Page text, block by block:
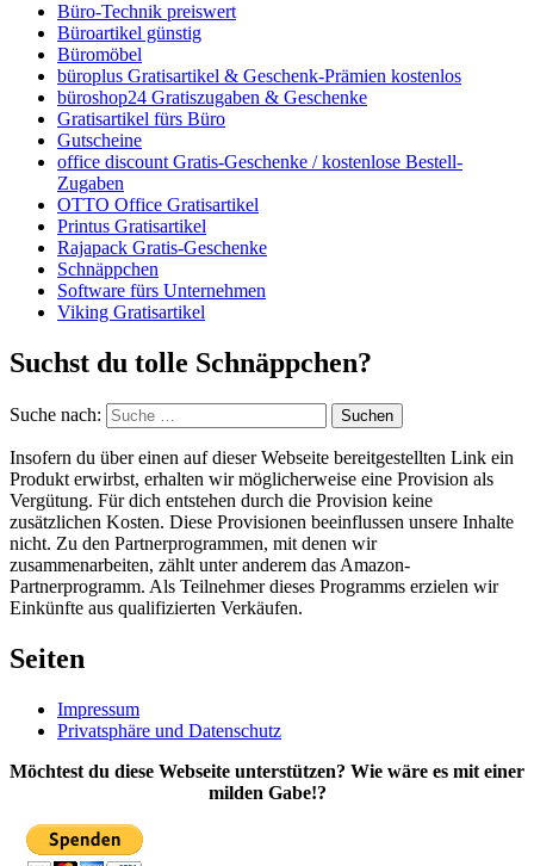
Büro-Technik preiswert
Büroartikel günstig
Büromöbel
büroplus Gratisartikel & Geschenk-Prämien kostenlos
büroshop24 Gratiszugaben & Geschenke
Gratisartikel fürs Büro
Gutscheine
office discount Gratis-Geschenke / kostenlose Bestell-
Zugaben
OTTO Office Gratisartikel
Printus Gratisartikel
Rajapack Gratis-Geschenke
Schnäppchen
Software fürs Unternehmen
Viking Gratisartikel
Suchst du tolle Schnäppchen?
Suche nach: Suchen
Insofern du über einen auf dieser Webseite bereitgestellten Link ein
Produkt erwirbst, erhalten wir möglicherweise eine Provision als
Vergütung. Für dich entstehen durch die Provision keine
zusätzlichen Kosten. Diese Provisionen beeinflussen unsere Inhalte
nicht. Zu den Partnerprogrammen, mit denen wir
zusammenarbeiten, zählt unter anderem das Amazon-
Partnerprogramm. Als Teilnehmer dieses Programms erzielen wir
Einkünfte aus qualifizierten Verkäufen.
Seiten
Impressum
Privatsphäre und Datenschutz
Möchtest du diese Webseite unterstützen? Wie wäre es mit einer
milden Gabe!?